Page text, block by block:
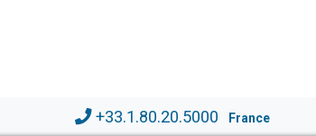
+33.1.80.20.5000 France